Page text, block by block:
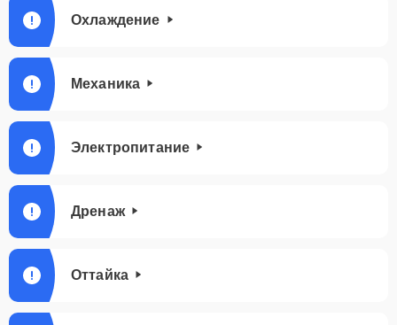
Охлаждение
Механика
Электропитание
Дренаж
Оттайка